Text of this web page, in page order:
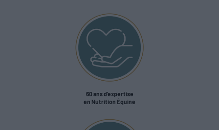
60 ans d’expertise
en Nutrition Équine